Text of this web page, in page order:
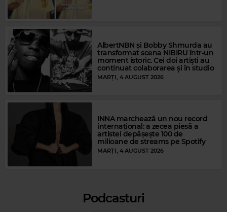
Magic Gold
ADRIANO CELENTANO–PREGHERO
AlbertNBN și Bobby Shmurda au
transformat scena NIBIRU într-un
moment istoric. Cei doi artiști au
continuat colaborarea și în studio
MARȚI, 4 AUGUST 2026
INNA marchează un nou record
internațional: a zecea piesă a
artistei depășește 100 de
milioane de streams pe Spotify
MARȚI, 4 AUGUST 2026
Podcasturi